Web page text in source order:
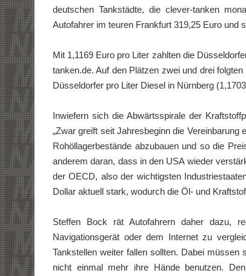
deutschen Tankstädte, die clever-tanken
Autofahrer im teuren Frankfurt 319,25 Euro und
Mit 1,1169 Euro pro Liter zahlten die
tanken.de. Auf den Plätzen zwei und drei
Düsseldorfer pro Liter Diesel in Nürnberg
Inwiefern sich die Abwärtsspirale der
„Zwar greift seit Jahresbeginn die
Rohöllagerbestände abzubauen und so die
anderem daran, dass in den USA wieder
der OECD, also der wichtigsten
Dollar aktuell stark, wodurch die Öl- und
Steffen Bock rät Autofahrern daher dazu,
Navigationsgerät oder dem Internet zu
Tankstellen weiter fallen sollten. Dabei
nicht einmal mehr ihre Hände benutzen.